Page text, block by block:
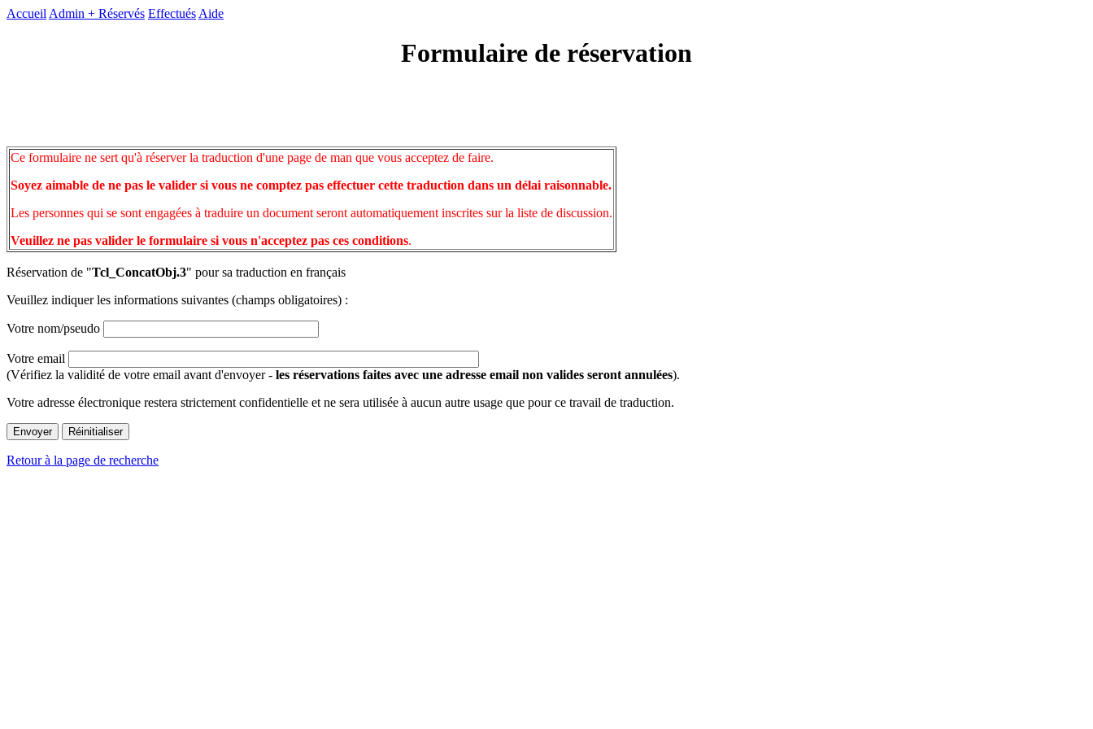
Accueil Admin + Réservés Effectués Aide
Formulaire de réservation
Ce formulaire ne sert qu'à réserver la traduction d'une page de man que vous acceptez de faire.
Soyez aimable de ne pas le valider si vous ne comptez pas effectuer cette traduction dans un délai raisonnable.
Les personnes qui se sont engagées à traduire un document seront automatiquement inscrites sur la liste de discussion.
Veuillez ne pas valider le formulaire si vous n'acceptez pas ces conditions.
Réservation de "Tcl_ConcatObj.3" pour sa traduction en français
Veuillez indiquer les informations suivantes (champs obligatoires) :
Votre nom/pseudo
Votre email
(Vérifiez la validité de votre email avant d'envoyer - les réservations faites avec une adresse email non valides seront annulées).
Votre adresse électronique restera strictement confidentielle et ne sera utilisée à aucun autre usage que pour ce travail de traduction.
Retour à la page de recherche